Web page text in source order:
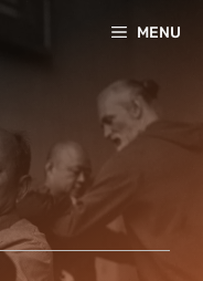
MENU